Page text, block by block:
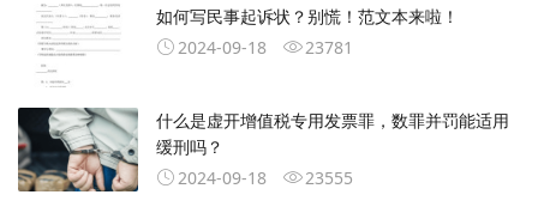
如何写民事起诉状？别慌！范文本来啦！
2024-09-18
23781
什么是虚开增值税专用发票罪，数罪并罚能适用
缓刑吗？
2024-09-18
23555